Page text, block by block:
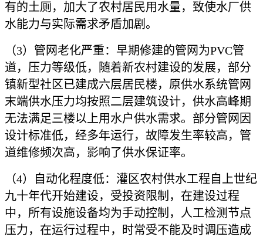
有的土厕，加大了农村居民用水量，致使水厂供
水能力与实际需求矛盾加剧。
（3）管网老化严重：早期修建的管网为PVC管
道，压力等级低，随着新农村建设的发展，部分
镇新型社区已建成六层居民楼，原供水系统管网
末端供水压力均按照二层建筑设计，供水高峰期
无法满足三楼以上用水户供水需求。部分管网因
设计标准低，经多年运行，故障发生率较高，管
道维修频次高，影响了供水保证率。
（4）自动化程度低：灌区农村供水工程自上世纪
九十年代开始建设，受投资限制，在建设过程
中，所有设施设备均为手动控制，人工检测节点
压力，在运行过程中，时常受不能及时调压造成